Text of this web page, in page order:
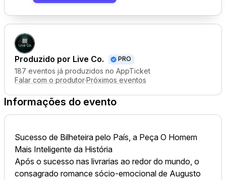
Produzido por Live Co. PRO
187 eventos já produzidos no AppTicket
Falar com o produtor·Próximos eventos
Informações do evento
Sucesso de Bilheteira pelo País, a Peça O Homem
Mais Inteligente da História
Após o sucesso nas livrarias ao redor do mundo, o
consagrado romance sócio-emocional de Augusto